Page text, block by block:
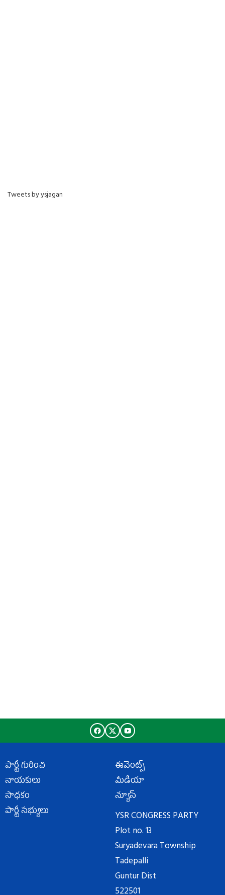
Tweets by ysjagan
పార్టీ గురించి
నాయకులు
సాధకం
పార్టీ సభ్యులు
ఈవెంట్స్
మీడియా
న్యూస్
YSR CONGRESS PARTY
Plot no. 13
Suryadevara Township
Tadepalli
Guntur Dist